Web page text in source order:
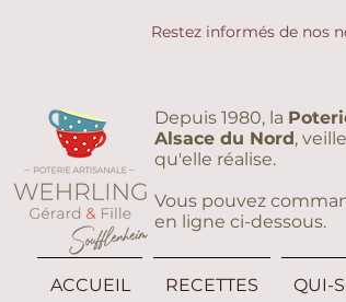
Restez informés de nos
Depuis 1980, la
Alsace du Nord,
qu'elle réalise.
Vous pouvez
en ligne ci-dessous.
ACCUEIL RECETTES QUI-